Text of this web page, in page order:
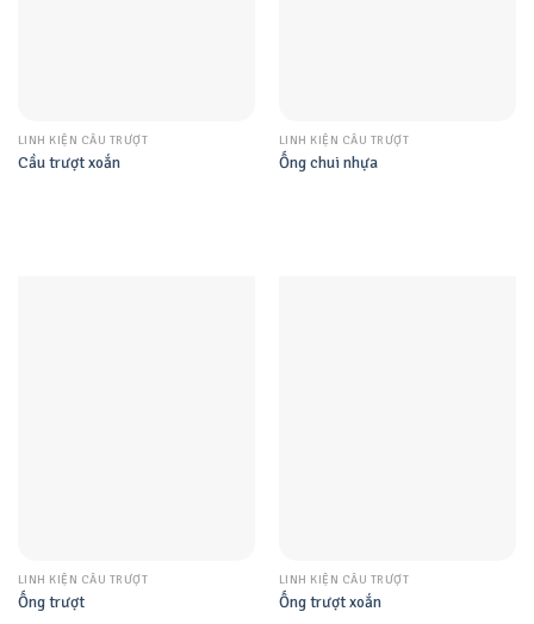
LINH KIỆN CẦU TRƯỢT
Cầu trượt xoắn
LINH KIỆN CẦU TRƯỢT
Ống chui nhựa
LINH KIỆN CẦU TRƯỢT
Ống trượt
LINH KIỆN CẦU TRƯỢT
Ống trượt xoắn